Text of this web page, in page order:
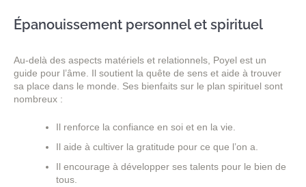
Épanouissement personnel et spirituel
Au-delà des aspects matériels et relationnels, Poyel est un
guide pour l’âme. Il soutient la quête de sens et aide à trouver
sa place dans le monde. Ses bienfaits sur le plan spirituel sont
nombreux :
Il renforce la confiance en soi et en la vie.
Il aide à cultiver la gratitude pour ce que l’on a.
Il encourage à développer ses talents pour le bien de
tous.